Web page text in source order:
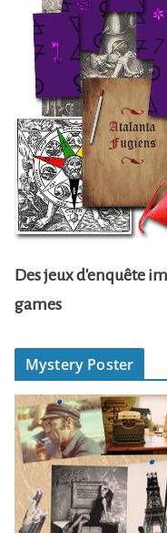
Des jeux d'enquête
games
Mystery Poster